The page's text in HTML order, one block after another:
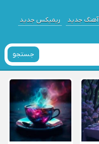
آهنگ جدید ریمیکس جدید
جستجو